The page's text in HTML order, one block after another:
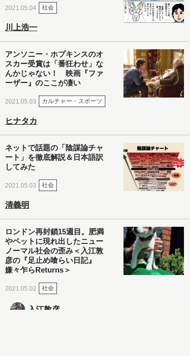
2021.05.04 社会
川上浩一
アンソニー・ホプキンスのオ
スカー受賞は「番狂わせ」な
んかじゃない！ 映画『ファ
ーザー』のここが凄い
2021.05.03 カルチャー・スポーツ
ヒナタカ
ネットで話題の「陰謀論チャ
ート」を徹底解説＆日本語訳
してみた
2021.05.03 社会
清義明
ロンドン再封鎖15週目。肥満
やペットに現れ出したニュー
ノーマル社会の歪み＜入江敦
彦の『足止め喰らい日記』
嫌々乍らReturns＞
2021.05.02 社会
入江敦彦